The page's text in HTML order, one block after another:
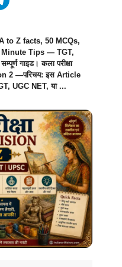
to Z facts, 50 MCQs,
Minute Tips — TGT,
गाइड। कला परीक्षा
2 —परिचय: इस Article
UGC NET, या ...